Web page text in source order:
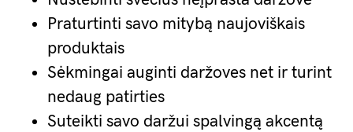
Praturtinti savo mitybą naujoviškais
produktais
Sėkmingai auginti daržoves net ir turint
nedaug patirties
Suteikti savo daržui spalvingą akcentą